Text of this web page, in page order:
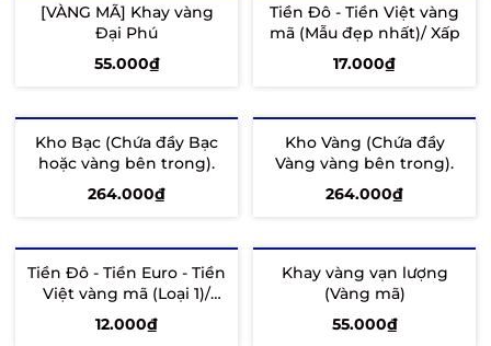
[VÀNG MÃ] Khay vàng
Đại Phú
55.000₫
Tiền Đô - Tiền Việt vàng
mã (Mẫu đẹp nhất)/ Xấp
17.000₫
Kho Bạc (Chứa đầy Bạc
hoặc vàng bên trong).
264.000₫
Kho Vàng (Chứa đầy
Vàng vàng bên trong).
264.000₫
Tiền Đô - Tiền Euro - Tiền
Việt vàng mã (Loại 1)/
Xấp
12.000₫
Khay vàng vạn lượng
(Vàng mã)
55.000₫